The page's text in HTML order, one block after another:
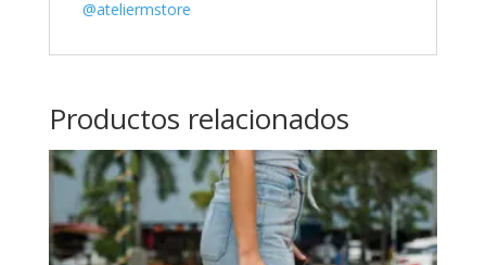
@ateliermstore
Productos relacionados